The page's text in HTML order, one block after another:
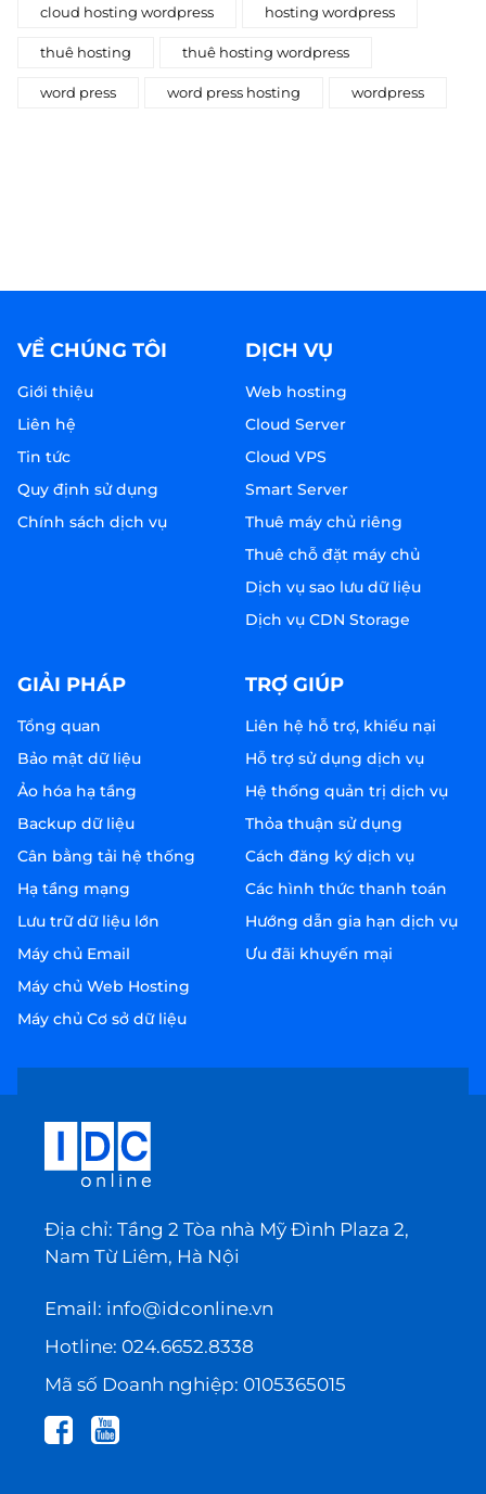
cloud hosting wordpress hosting wordpress
thuê hosting thuê hosting wordpress
word press word press hosting wordpress
VỀ CHÚNG TÔI
Giới thiệu
Liên hệ
Tin tức
Quy định sử dụng
Chính sách dịch vụ
DỊCH VỤ
Web hosting
Cloud Server
Cloud VPS
Smart Server
Thuê máy chủ riêng
Thuê chỗ đặt máy chủ
Dịch vụ sao lưu dữ liệu
Dịch vụ CDN Storage
GIẢI PHÁP
Tổng quan
Bảo mật dữ liệu
Ảo hóa hạ tầng
Backup dữ liệu
Cân bằng tải hệ thống
Hạ tầng mạng
Lưu trữ dữ liệu lớn
Máy chủ Email
Máy chủ Web Hosting
Máy chủ Cơ sở dữ liệu
TRỢ GIÚP
Liên hệ hỗ trợ, khiếu nại
Hỗ trợ sử dụng dịch vụ
Hệ thống quản trị dịch vụ
Thỏa thuận sử dụng
Cách đăng ký dịch vụ
Các hình thức thanh toán
Hướng dẫn gia hạn dịch vụ
Ưu đãi khuyến mại
Địa chỉ: Tầng 2 Tòa nhà Mỹ Đình Plaza 2,
Nam Từ Liêm, Hà Nội
Email: info@idconline.vn
Hotline: 024.6652.8338
Mã số Doanh nghiệp: 0105365015